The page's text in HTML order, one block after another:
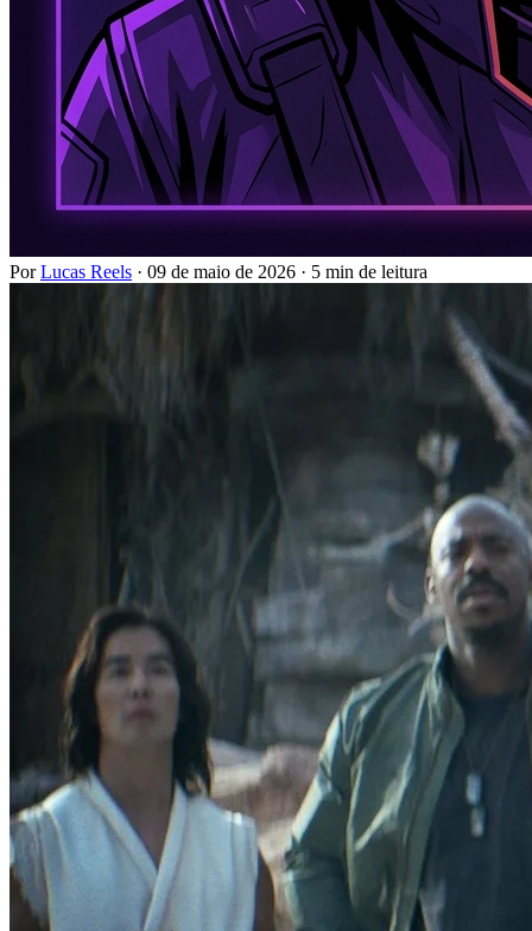
PorLucas Reels · 09 de maio de 2026 · 5 min de leitura